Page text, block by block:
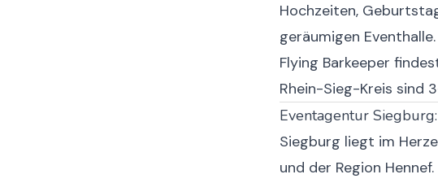
Hochzeiten,
geräumigen
Flying Barkeeper
Rhein-Sieg-Kreis sind
Eventagentur
Siegburg liegt im
und der Region